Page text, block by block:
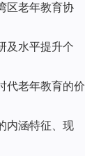
区老年教育协
及水平提升个
代老年教育的价
内涵特征、现